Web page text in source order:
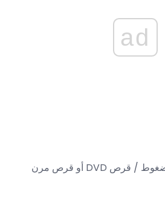
ad
يجب التمهيد من قرص مضغوط / قرص DVD أو قرص مرن